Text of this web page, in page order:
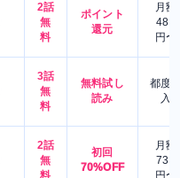
2話
無
料
ポイント
還元
月額
480
円〜
3話
無
料
無料試し
読み
都度
入
2話
無
初回
70%OFF
月額
730